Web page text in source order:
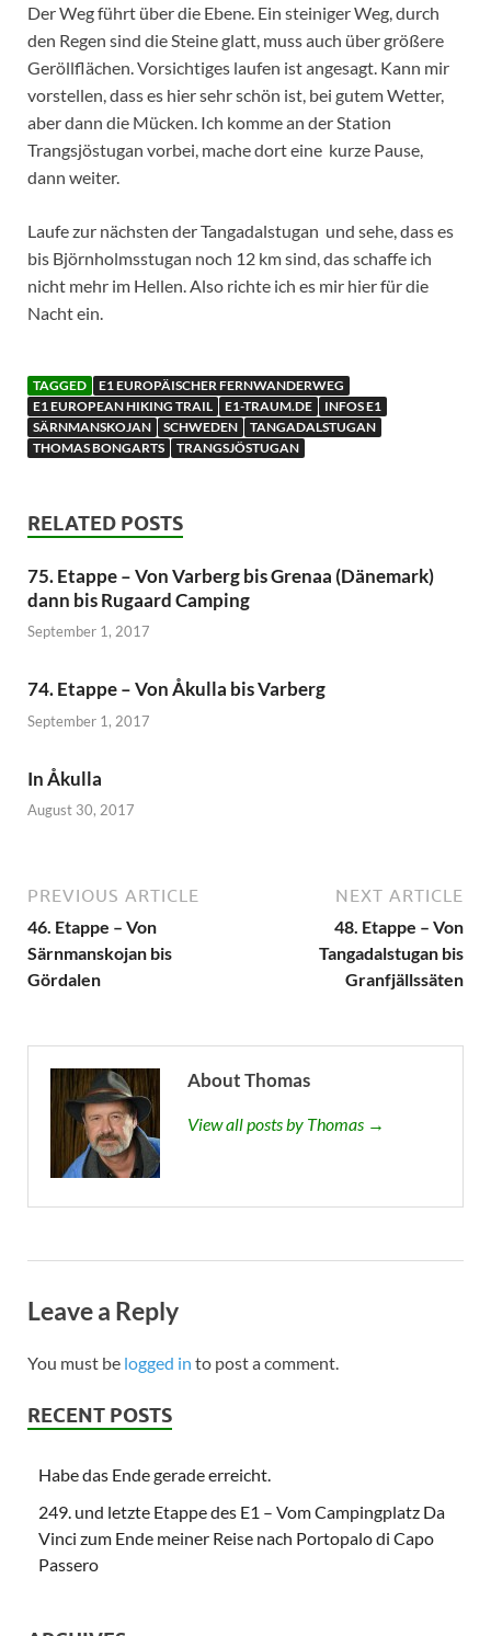
Der Weg führt über die Ebene. Ein steiniger Weg, durch
den Regen sind die Steine glatt, muss auch über größere
Geröllflächen. Vorsichtiges laufen ist angesagt. Kann mir
vorstellen, dass es hier sehr schön ist, bei gutem Wetter,
aber dann die Mücken. Ich komme an der Station
Trangsjöstugan vorbei, mache dort eine kurze Pause,
dann weiter.
Laufe zur nächsten der Tangadalstugan und sehe, dass es
bis Björnholmsstugan noch 12 km sind, das schaffe ich
nicht mehr im Hellen. Also richte ich es mir hier für die
Nacht ein.
TAGGED
E1 EUROPÄISCHER FERNWANDERWEG
E1 EUROPEAN HIKING TRAIL
E1-TRAUM.DE
INFOS E1
SÄRNMANSKOJAN
SCHWEDEN
TANGADALSTUGAN
THOMAS BONGARTS
TRANGSJÖSTUGAN
RELATED POSTS
75. Etappe – Von Varberg bis Grenaa (Dänemark)
dann bis Rugaard Camping
September 1, 2017
74. Etappe – Von Åkulla bis Varberg
September 1, 2017
In Åkulla
August 30, 2017
PREVIOUS ARTICLE
46. Etappe – Von
Särnmanskojan bis
Gördalen
NEXT ARTICLE
48. Etappe – Von
Tangadalstugan bis
Granfjällssäten
About Thomas
View all posts by Thomas →
Leave a Reply
You must be logged in to post a comment.
RECENT POSTS
Habe das Ende gerade erreicht.
249. und letzte Etappe des E1 – Vom Campingplatz Da
Vinci zum Ende meiner Reise nach Portopalo di Capo
Passero